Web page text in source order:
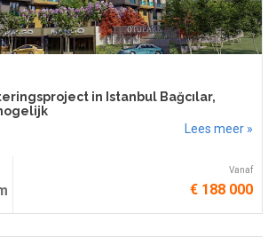
in Istanbul Bağcılar,
Lees meer »
Vanaf
€ 188 000